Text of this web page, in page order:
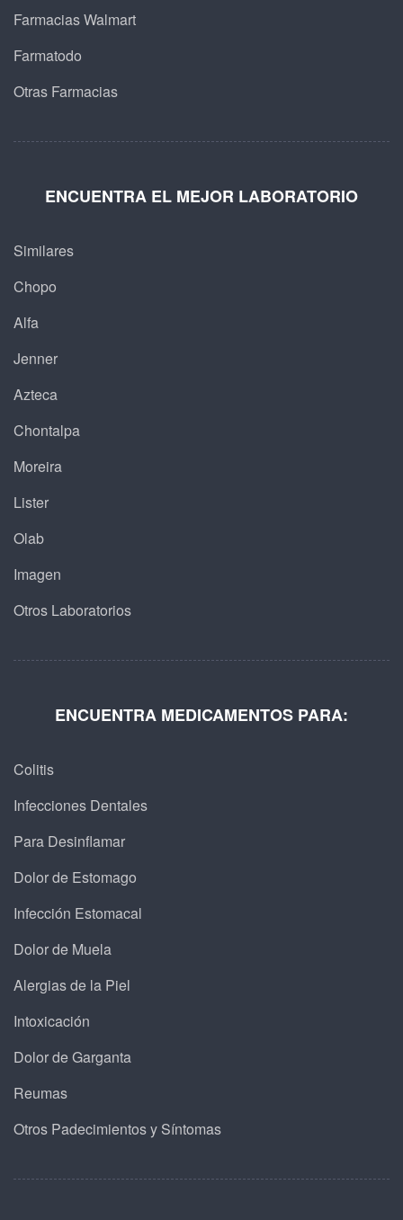
Farmacias Walmart
Farmatodo
Otras Farmacias
ENCUENTRA EL MEJOR LABORATORIO
Similares
Chopo
Alfa
Jenner
Azteca
Chontalpa
Moreira
Lister
Olab
Imagen
Otros Laboratorios
ENCUENTRA MEDICAMENTOS PARA:
Colitis
Infecciones Dentales
Para Desinflamar
Dolor de Estomago
Infección Estomacal
Dolor de Muela
Alergias de la Piel
Intoxicación
Dolor de Garganta
Reumas
Otros Padecimientos y Síntomas